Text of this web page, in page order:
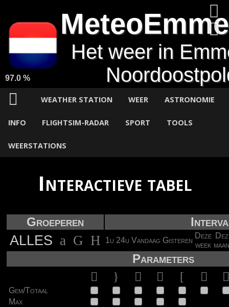
97.0 %
Het weer in
WEATHER STATION WEER ASTRONOMIE
INFO FLIGHTSIM-RADAR SPORT TOOLS
WEERSTATIONS
Interactieve tabel
Groeperen
ALLES 1u 24u Vandaag Gisteren
Deze
week
Parameters
Gem/Totaal
Max